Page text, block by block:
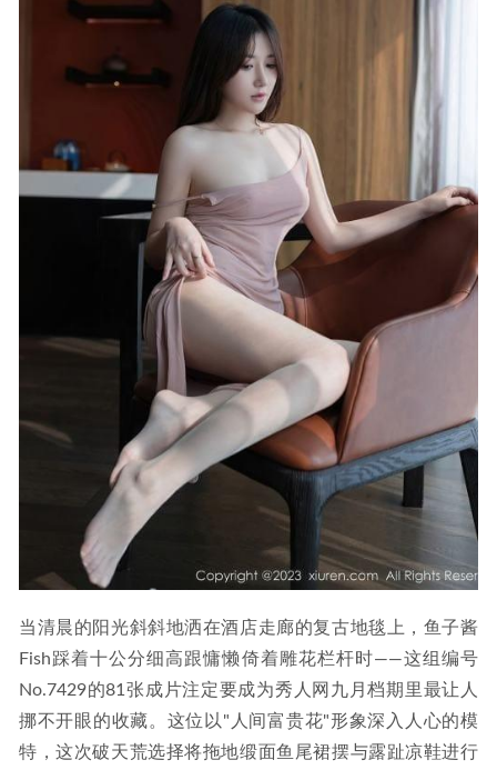
当清晨的阳光斜斜地洒在酒店走廊的复古地毯上，鱼子酱
Fish踩着十公分细高跟慵懒倚着雕花栏杆时——这组编号
No.7429的81张成片注定要成为秀人网九月档期里最让人
挪不开眼的收藏。这位以"人间富贵花"形象深入人心的模
特，这次破天荒选择将拖地缎面鱼尾裙摆与露趾凉鞋进行